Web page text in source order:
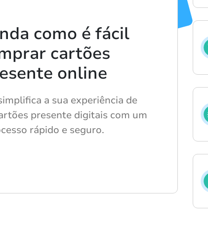
como é fácil
cartões
online
a sua experiência de
presente digitais com um
rápido e seguro.